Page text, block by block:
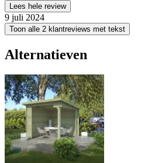
Lees hele review
9 juli 2024
Toon alle 2 klantreviews met tekst
Alternatieven